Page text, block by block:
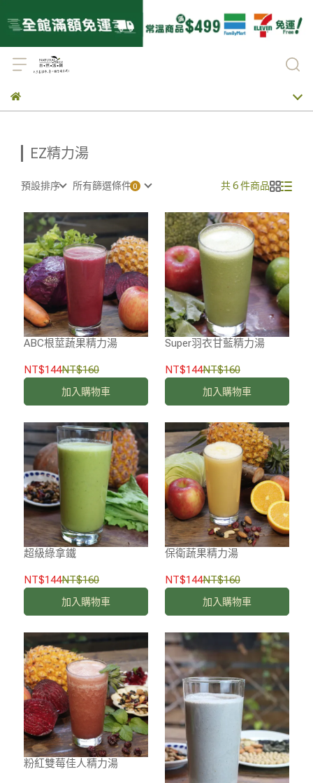
EZ精力湯
預設排序 所有篩選條件 共 6 件商品
ABC根莖蔬果精力湯
NT$144NT$160
加入購物車
Super羽衣甘藍精力湯
NT$144NT$160
加入購物車
超級綠拿鐵
NT$144NT$160
加入購物車
保衛蔬果精力湯
NT$144NT$160
加入購物車
粉紅雙莓佳人精力湯